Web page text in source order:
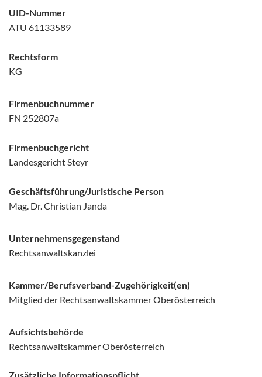
UID-Nummer
ATU 61133589
Rechtsform
KG
Firmenbuchnummer
FN 252807a
Firmenbuchgericht
Landesgericht Steyr
Geschäftsführung/Juristische Person
Mag. Dr. Christian Janda
Unternehmensgegenstand
Rechtsanwaltskanzlei
Kammer/Berufsverband-Zugehörigkeit(en)
Mitglied der Rechtsanwaltskammer Oberösterreich
Aufsichtsbehörde
Rechtsanwaltskammer Oberösterreich